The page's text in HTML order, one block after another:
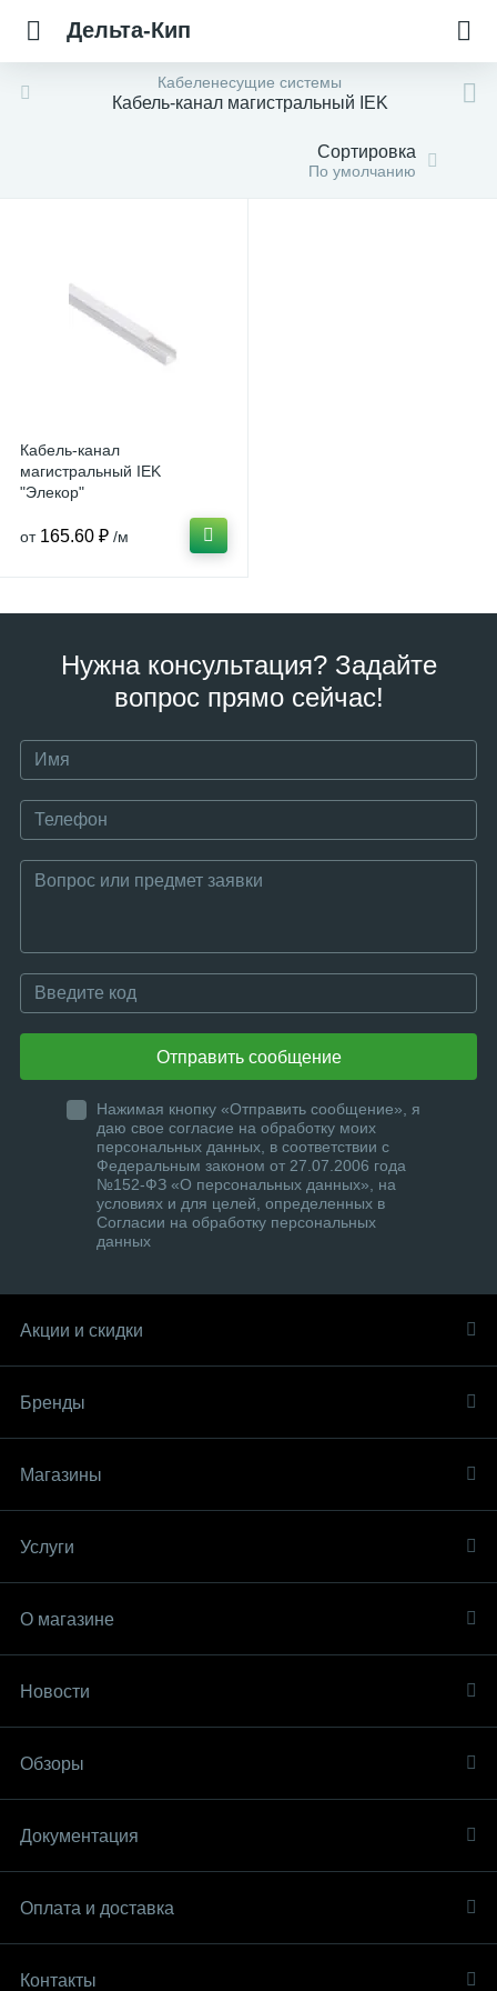
Дельта-Кип
Кабеленесущие системы
Кабель-канал магистральный IEK
Сортировка
По умолчанию
Кабель-канал
магистральный IEK
"Элекор"
от 165.60 ₽ /м
Нужна консультация? Задайте
вопрос прямо сейчас!
Отправить сообщение
Нажимая кнопку «Отправить сообщение», я
даю свое согласие на обработку моих
персональных данных, в соответствии с
Федеральным законом от 27.07.2006 года
№152-ФЗ «О персональных данных», на
условиях и для целей, определенных в
Согласии на обработку персональных
данных
Акции и скидки
Бренды
Магазины
Услуги
О магазине
Новости
Обзоры
Документация
Оплата и доставка
Контакты